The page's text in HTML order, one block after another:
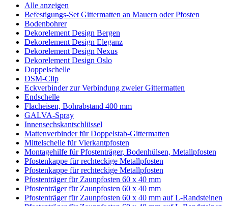
Alle anzeigen
Befestigungs-Set Gittermatten an Mauern oder Pfosten
Bodenbohrer
Dekorelement Design Bergen
Dekorelement Design Eleganz
Dekorelement Design Nexus
Dekorelement Design Oslo
Doppelschelle
DSM-Clip
Eckverbinder zur Verbindung zweier Gittermatten
Endschelle
Flacheisen, Bohrabstand 400 mm
GALVA-Spray
Innensechskantschlüssel
Mattenverbinder für Doppelstab-Gittermatten
Mittelschelle für Vierkantpfosten
Montagehilfe für Pfostenträger, Bodenhülsen, Metallpfosten
Pfostenkappe für rechteckige Metallpfosten
Pfostenkappe für rechteckige Metallpfosten
Pfostenträger für Zaunpfosten 60 x 40 mm
Pfostenträger für Zaunpfosten 60 x 40 mm
Pfostenträger für Zaunpfosten 60 x 40 mm auf L-Randsteinen